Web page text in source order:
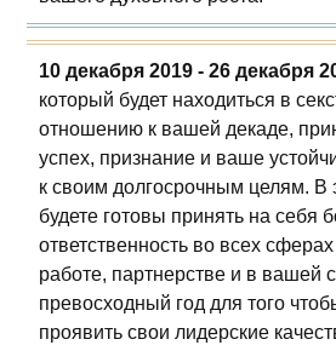
10 декабря 2019 - 26 декабря
который будет находиться в
отношению к вашей декаде,
успех, признание и ваше
к своим долгосрочным целям. В
будете готовы принять на себя
ответственность во всех
работе, партнерстве и в вашей
превосходный год для того
проявить свои лидерские